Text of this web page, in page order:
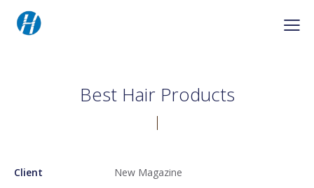
Best Hair Products
Client
New Magazine